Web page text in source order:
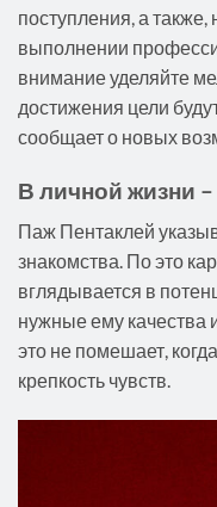
поступления, а
выполнении
внимание уделяйте
достижения цели
сообщает о новых
В личной жизни
Паж Пентаклей
знакомства. По это
вглядывается в
нужные ему качества
это не помешает,
крепкость чувств.